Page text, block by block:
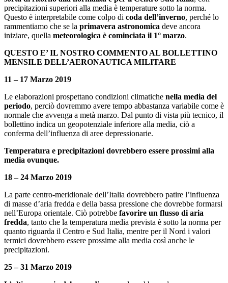
precipitazioni superiori alla media è temperature sotto la norma.
Questo è interpretabile come colpo di coda dell’inverno, perché lo
rammentiamo che se la primavera astronomica deve ancora
iniziare, quella meteorologica è cominciata il 1° marzo.
QUESTO E’ IL NOSTRO COMMENTO AL BOLLETTINO
MENSILE DELL’AERONAUTICA MILITARE
11 – 17 Marzo 2019
Le elaborazioni prospettano condizioni climatiche nella media del
periodo, perciò dovremmo avere tempo abbastanza variabile come è
normale che avvenga a metà marzo. Dal punto di vista più tecnico, il
bollettino indica un geopotenziale inferiore alla media, ciò a
conferma dell’influenza di aree depressionarie.
Temperatura e precipitazioni dovrebbero essere prossimi alla
media ovunque.
18 – 24 Marzo 2019
La parte centro-meridionale dell’Italia dovrebbero patire l’influenza
di masse d’aria fredda e della bassa pressione che dovrebbe formarsi
nell’Europa orientale. Ciò potrebbe favorire un flusso di aria
fredda, tanto che la temperatura media prevista è sotto la norma per
quanto riguarda il Centro e Sud Italia, mentre per il Nord i valori
termici dovrebbero essere prossime alla media così anche le
precipitazioni.
25 – 31 Marzo 2019